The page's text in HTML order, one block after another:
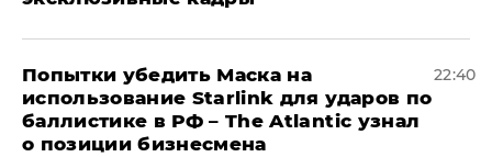
Попытки убедить Маска на
использование Starlink для ударов по
баллистике в РФ – The Atlantic узнал
о позиции бизнесмена
22:40